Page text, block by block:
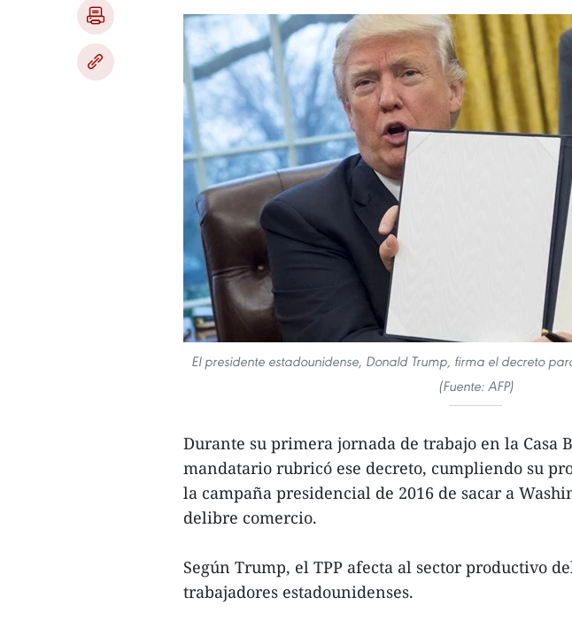
El presidente estadounidense, Donald Trump, firma el decreto
(Fuente: AFP)
Durante su primera jornada de trabajo en la Casa
mandatario rubricó ese decreto, cumpliendo su
la campaña presidencial de 2016 de sacar a
delibre comercio.
Según Trump, el TPP afecta al sector productivo
trabajadores estadounidenses.